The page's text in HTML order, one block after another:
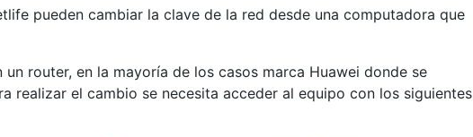
pueden cambiar la clave de la red desde una computadora que
router, en la mayoría de los casos marca Huawei donde se
realizar el cambio se necesita acceder al equipo con los siguientes